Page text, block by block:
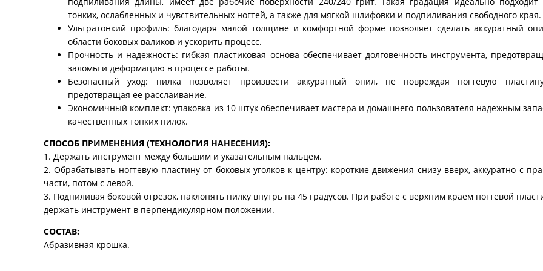
тонких, ослабленных и чувствительных ногтей, а также для мягкой шлифовки и подпиливания свободного края.
Ультратонкий профиль: благодаря малой толщине и комфортной форме позволяет сделать аккуратный
области боковых валиков и ускорить процесс.
Прочность и надежность: гибкая пластиковая основа обеспечивает долговечность инструмента,
заломы и деформацию в процессе работы.
Безопасный уход: пилка позволяет произвести аккуратный опил, не повреждая ногтевую
предотвращая ее расслаивание.
Экономичный комплект: упаковка из 10 штук обеспечивает мастера и домашнего пользователя надежным
качественных тонких пилок.
СПОСОБ ПРИМЕНЕНИЯ (ТЕХНОЛОГИЯ НАНЕСЕНИЯ):
1. Держать инструмент между большим и указательным пальцем.
2. Обрабатывать ногтевую пластину от боковых уголков к центру: короткие движения снизу вверх, аккуратно с
части, потом с левой.
3. Подпиливая боковой отрезок, наклонять пилку внутрь на 45 градусов. При работе с верхним краем ногтевой
держать инструмент в перпендикулярном положении.
СОСТАВ:
Абразивная крошка.